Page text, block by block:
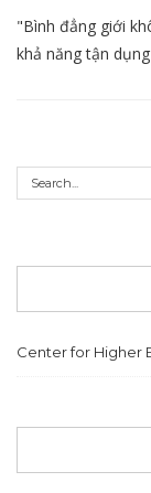
"Bình đẳng giới
khả năng tận
Center for Higher